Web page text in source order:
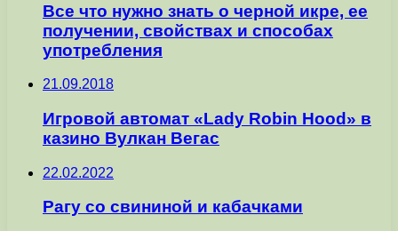
Все что нужно знать о черной икре, ее
получении, свойствах и способах
употребления
21.09.2018
Игровой автомат «Lady Robin Hood» в
казино Вулкан Вегас
22.02.2022
Рагу со свининой и кабачками